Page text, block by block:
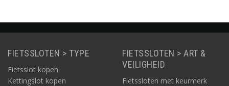
FIETSSLOTEN > TYPE
Fietsslot kopen
Kettingslot kopen
FIETSSLOTEN > ART &
VEILIGHEID
Fietssloten met keurmerk